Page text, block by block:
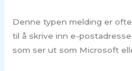
Denne typen melding er ofte
til å skrive inn e-
som ser ut som Microsoft